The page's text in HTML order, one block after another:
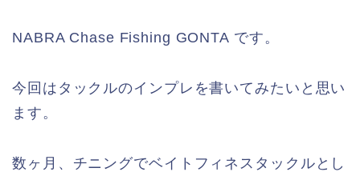
NABRA Chase Fishing GONTA です。
今回はタックルのインプレを書いてみたいと思い
ます。
数ヶ月、チニングでベイトフィネスタックルとし